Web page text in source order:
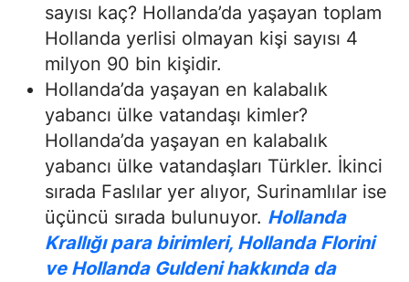
sayısı kaç? Hollanda’da yaşayan toplam
Hollanda yerlisi olmayan kişi sayısı 4
milyon 90 bin kişidir.
Hollanda’da yaşayan en kalabalık
yabancı ülke vatandaşı kimler?
Hollanda’da yaşayan en kalabalık
yabancı ülke vatandaşları Türkler. İkinci
sırada Faslılar yer alıyor, Surinamlılar ise
üçüncü sırada bulunuyor. Hollanda
Krallığı para birimleri, Hollanda Florini
ve Hollanda Guldeni hakkında da